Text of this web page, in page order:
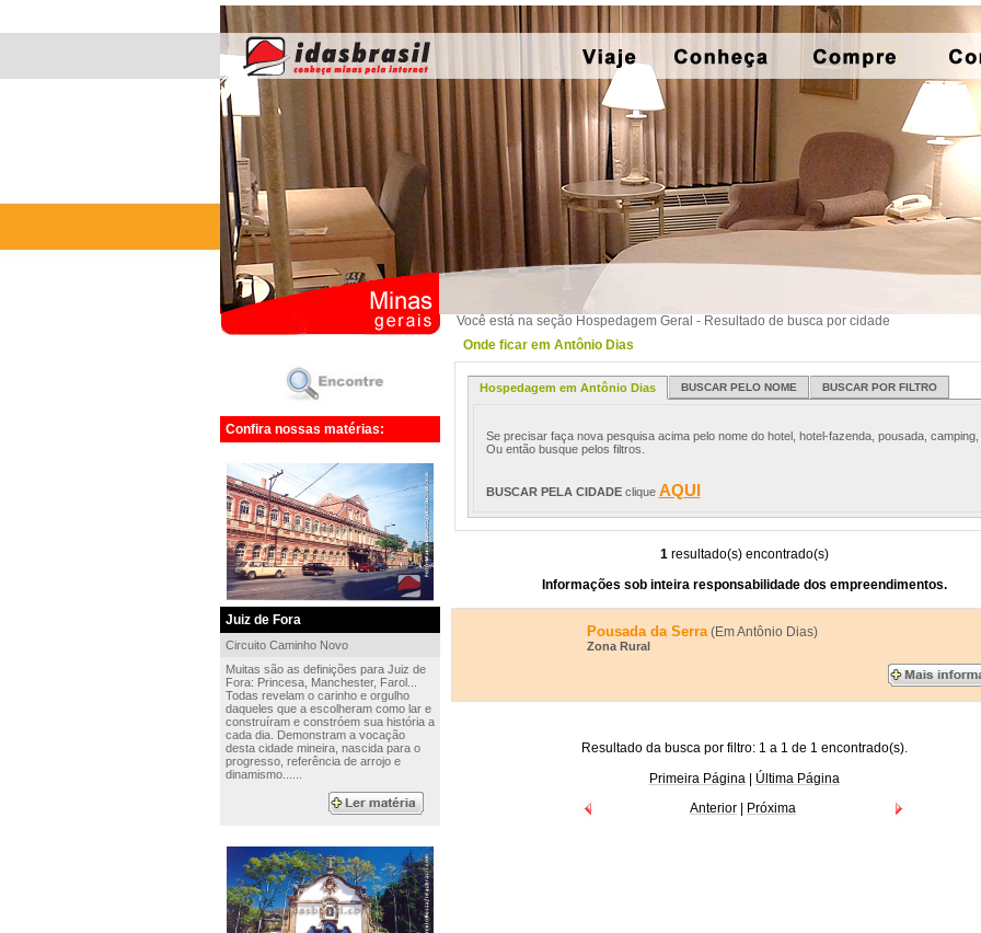
Confira nossas matérias:
Juiz de Fora
Circuito Caminho Novo
Muitas são as definições para Juiz de
Fora: Princesa, Manchester, Farol...
Todas revelam o carinho e orgulho
daqueles que a escolheram como lar e
construíram e constróem sua história a
cada dia. Demonstram a vocação
desta cidade mineira, nascida para o
progresso, referência de arrojo e
dinamismo......
Você está na seção Hospedagem Geral - Resultado de busca por cidade
Onde ficar em Antônio Dias
Hospedagem em Antônio Dias BUSCAR PELO NOME BUSCAR POR FILTRO
Se precisar faça nova pesquisa acima pelo nome do hotel, hotel-fazenda, pousada,
Ou então busque pelos filtros.
BUSCAR PELA CIDADE clique AQUI
1resultado(s) encontrado(s)
Informações sob inteira responsabilidade dos empreendimentos.
Pousada da Serra(Em Antônio Dias)
Zona Rural
Resultado da busca por filtro: 1 a 1 de 1 encontrado(s).
Primeira Página|
Última Página
Anterior
Próxima